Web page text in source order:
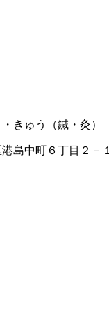
きゅう（鍼・灸）
島中町６丁目２－１